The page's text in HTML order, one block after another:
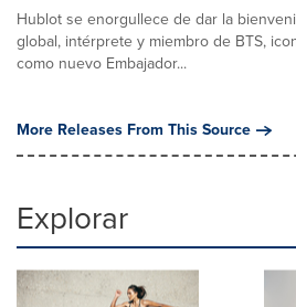
Hublot se enorgullece de dar la
global, intérprete y miembro de BTS,
como nuevo Embajador...
More Releases From This Source
Explorar